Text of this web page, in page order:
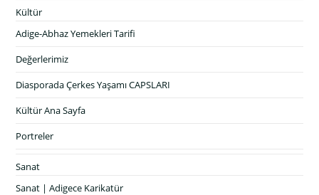
Kültür
Adige-Abhaz Yemekleri Tarifi
Değerlerimiz
Diasporada Çerkes Yaşamı CAPSLARI
Kültür Ana Sayfa
Portreler
Sanat
Sanat | Adigece Karikatür